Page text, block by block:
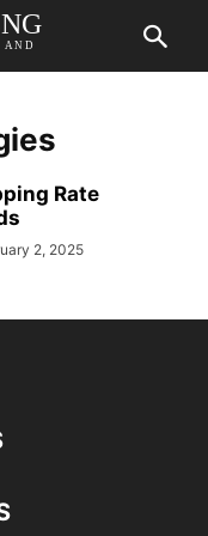
AND
Rate
2, 2025